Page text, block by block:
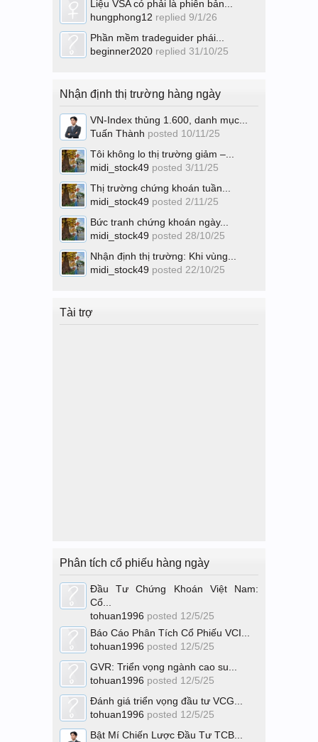
Liệu VSA có phải là phiên bản...
hungphong12 replied 9/1/26
Phần mềm tradeguider phái...
beginner2020 replied 31/10/25
Nhận định thị trường hàng ngày
VN-Index thủng 1.600, danh mục...
Tuấn Thành posted 10/11/25
Tôi không lo thị trường giảm –...
midi_stock49 posted 3/11/25
Thị trường chứng khoán tuần...
midi_stock49 posted 2/11/25
Bức tranh chứng khoán ngày...
midi_stock49 posted 28/10/25
Nhận định thị trường: Khi vùng...
midi_stock49 posted 22/10/25
Tài trợ
Phân tích cổ phiếu hàng ngày
Đầu Tư Chứng Khoán Việt Nam:
Cổ...
tohuan1996 posted 12/5/25
Báo Cáo Phân Tích Cổ Phiếu VCI...
tohuan1996 posted 12/5/25
GVR: Triển vọng ngành cao su...
tohuan1996 posted 12/5/25
Đánh giá triển vọng đầu tư VCG...
tohuan1996 posted 12/5/25
Bật Mí Chiến Lược Đầu Tư TCB...